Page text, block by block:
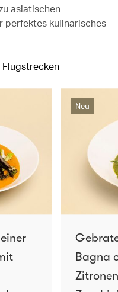
asiatischen
perfektes kulinarisches
Flugstrecken
Neu
Bagna